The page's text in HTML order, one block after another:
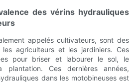
des vérins hydrauliques
appelés cultivateurs, sont des
les agriculteurs et les jardiniers. Ces
pour briser et labourer le sol, le
Ces dernières années,
dans les motobineuses est